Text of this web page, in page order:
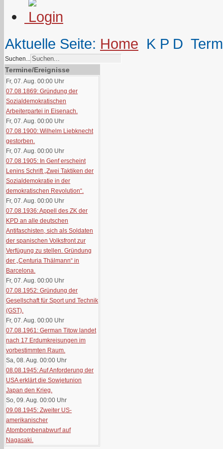
Aktuelle Seite: Home K P D
Suchen...
Termine/Ereignisse
Fr, 07. Aug. 00:00 Uhr
07.08.1869: Gründung der
Sozialdemokratischen
Arbeiterpartei in Eisenach.
Fr, 07. Aug. 00:00 Uhr
07.08.1900: Wilhelm Liebknecht
gestorben.
Fr, 07. Aug. 00:00 Uhr
07.08.1905: In Genf erscheint
Lenins Schrift „Zwei Taktiken der
Sozialdemokratie in der
demokratischen Revolution“.
Fr, 07. Aug. 00:00 Uhr
07.08.1936: Appell des ZK der
KPD an alle deutschen
Antifaschisten, sich als Soldaten
der spanischen Volksfront zur
Verfügung zu stellen. Gründung
der „Centuria Thälmann“ in
Barcelona.
Fr, 07. Aug. 00:00 Uhr
07.08.1952: Gründung der
Gesellschaft für Sport und Technik
(GST).
Fr, 07. Aug. 00:00 Uhr
07.08.1961: German Titow landet
nach 17 Erdumkreisungen im
vorbestimmten Raum.
Sa, 08. Aug. 00:00 Uhr
08.08.1945: Auf Anforderung der
USA erklärt die Sowjetunion
Japan den Krieg.
So, 09. Aug. 00:00 Uhr
09.08.1945: Zweiter US-
amerikanischer
Atombombenabwurf auf
Nagasaki.